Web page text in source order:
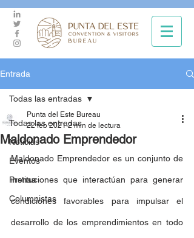
Entrada
Todas las entradas
Noticias
Eventos
Prensa
Columnistas
Todas las entradas
Maldonado Emprendedor
Punta del Este Bureau
22 feb 2021 2 min de lectura
Maldonado Emprendedor es un conjunto de
instituciones que interactúan para generar
condiciones favorables para impulsar el
desarrollo de los emprendimientos en todo